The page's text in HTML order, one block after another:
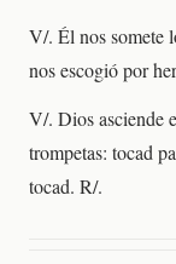
V/. Él nos somete
nos escogió por
V/. Dios asciende
trompetas: tocad
tocad. R/.